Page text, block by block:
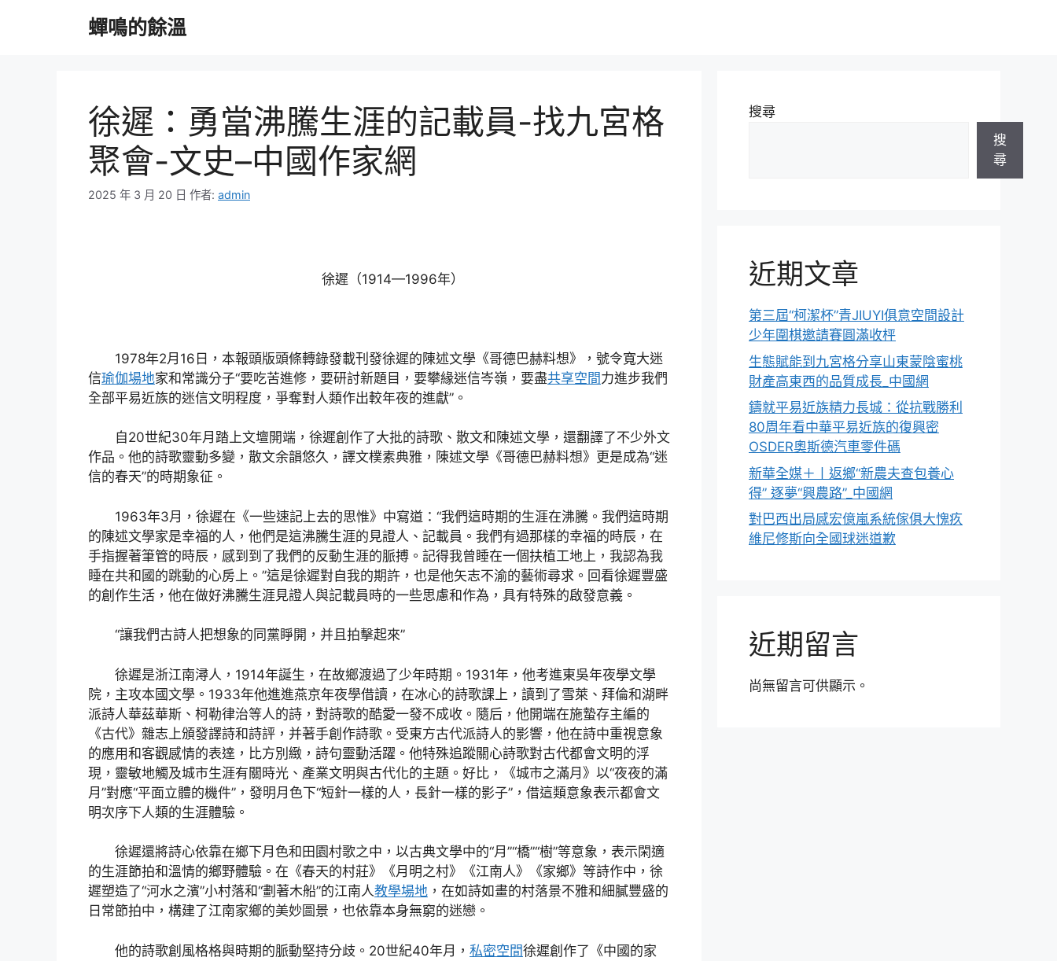
蟬鳴的餘溫
徐遲：勇當沸騰生涯的記載員-找九宮格
聚會-文史–中國作家網
2025 年 3 月 20 日 作者: admin
徐遲（1914—1996年）
1978年2月16日，本報頭版頭條轉錄發載刊發徐遲的陳述文學《哥德巴赫料想》，號令寬大迷
信瑜伽場地家和常識分子“要吃苦進修，要研討新題目，要攀緣迷信岑嶺，要盡共享空間力進步我們
全部平易近族的迷信文明程度，爭奪對人類作出較年夜的進獻”。
自20世紀30年月踏上文壇開端，徐遲創作了大批的詩歌、散文和陳述文學，還翻譯了不少外文
作品。他的詩歌靈動多變，散文余韻悠久，譯文樸素典雅，陳述文學《哥德巴赫料想》更是成為“迷
信的春天”的時期象征。
1963年3月，徐遲在《一些速記上去的思惟》中寫道：“我們這時期的生涯在沸騰。我們這時期
的陳述文學家是幸福的人，他們是這沸騰生涯的見證人、記載員。我們有過那樣的幸福的時辰，在
手指握著筆管的時辰，感到到了我們的反動生涯的脈搏。記得我曾睡在一個扶植工地上，我認為我
睡在共和國的跳動的心房上。”這是徐遲對自我的期許，也是他矢志不渝的藝術尋求。回看徐遲豐盛
的創作生活，他在做好沸騰生涯見證人與記載員時的一些思慮和作為，具有特殊的啟發意義。
“讓我們古詩人把想象的同黨睜開，并且拍擊起來”
徐遲是浙江南潯人，1914年誕生，在故鄉渡過了少年時期。1931年，他考進東吳年夜學文學
院，主攻本國文學。1933年他進進燕京年夜學借讀，在冰心的詩歌課上，讀到了雪萊、拜倫和湖畔
派詩人華茲華斯、柯勒律治等人的詩，對詩歌的酷愛一發不成收。隨后，他開端在施蟄存主編的
《古代》雜志上頒發譯詩和詩評，并著手創作詩歌。受東方古代派詩人的影響，他在詩中重視意象
的應用和客觀感情的表達，比方別緻，詩句靈動活躍。他特殊追蹤關心詩歌對古代都會文明的浮
現，靈敏地觸及城市生涯有關時光、產業文明與古代化的主題。好比，《城市之滿月》以“夜夜的滿
月”對應“平面立體的機件”，發明月色下“短針一樣的人，長針一樣的影子”，借這類意象表示都會文
明次序下人類的生涯體驗。
徐遲還將詩心依靠在鄉下月色和田園村歌之中，以古典文學中的“月”“橋”“樹”等意象，表示閑適
的生涯節拍和溫情的鄉野體驗。在《春天的村莊》《月明之村》《江南人》《家鄉》等詩作中，徐
遲塑造了“河水之濱”小村落和“劃著木船”的江南人教學場地 ，在如詩如畫的村落景不雅和細膩豐盛的
日常節拍中，構建了江南家鄉的美妙圖景，也依靠本身無窮的迷戀。
他的詩歌創風格格與時期的脈動堅持分歧。20世紀40年月， 私密空間徐遲創作了《中國的家
搜尋
搜
尋
近期文章
第三屆“柯潔杯”青JIUYI俱意空間設計
少年圍棋邀請賽圓滿收枰
生態賦能到九宮格分享山東蒙陰蜜桃
財產高東西的品質成長_中國網
鑄就平易近族精力長城：從抗戰勝利
80周年看中華平易近族的復興密
OSDER奧斯德汽車零件碼
新華全媒＋丨返鄉“新農夫查包養心
得” 逐夢“興農路”_中國網
對巴西出局感宏億嵐系統傢俱大愧疚
維尼修斯向全國球迷道歉
近期留言
尚無留言可供顯示。